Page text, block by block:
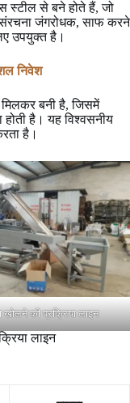
स्टील से बने होते हैं, जो
जंगरोधक, साफ करने
उपयुक्त है।
निवेश
बनी है, जिसमें
है। यह विश्वसनीय
है।
खोलने की प्रक्रिया लाइन
लाइन